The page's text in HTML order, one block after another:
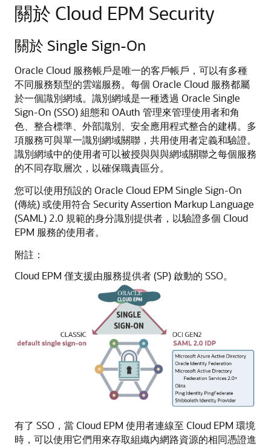
關於 Cloud EPM Security
關於 Single Sign-On
Oracle Cloud 服務帳戶是唯一的客戶帳戶，可以有多種
不同服務類型的雲端服務。每個 Oracle Cloud 服務都屬
於一個識別網域。識別網域是一種透過 Oracle Single
Sign-On (SSO) 組態和 OAuth 管理來管理使用者和角
色、整合標準、外部識別、安全應用程式整合的建構。多
項服務可與單一識別網域關聯，共用使用者定義和驗證。
識別網域中的使用者可以被授與與與網域關聯之每個服務
的不同存取層次，以確保職責區分。
您可以使用預設的 Oracle Cloud EPM Single Sign-On
(傳統) 或使用符合 Security Assertion Markup Language
(SAML) 2.0 規範的身分識別提供者，以驗證多個 Cloud
EPM 服務的使用者。
附註：
Cloud EPM 僅支援由服務提供者 (SP) 啟動的 SSO。
有了 SSO，當 Cloud EPM 使用者連線至 Cloud EPM 環境
時，可以使用它們用來存取組織內網路資源的相同憑證進